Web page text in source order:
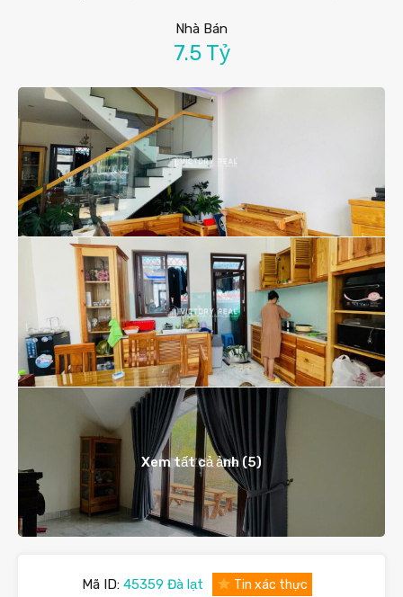
Nhà Bán
7.5 Tỷ
Xem tất cả ảnh (5)
Mã ID: 45359 Đà lạt Tin xác thực